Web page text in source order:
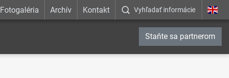
Fotogaléria Archív Kontakt Vyhľadať informácie
Staňte sa partnerom